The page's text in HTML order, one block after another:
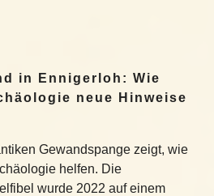
in Ennigerloh: Wie
neue Hinweise
Gewandspange zeigt, wie
helfen. Die
wurde 2022 auf einem